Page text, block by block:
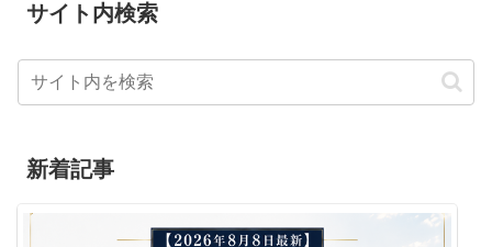
サイト内検索
新着記事